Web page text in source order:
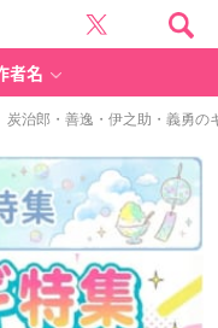
者名
治郎・善逸・伊之助・義勇の